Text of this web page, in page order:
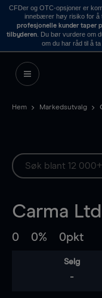
CFDer og OTC-opsjoner er
innebærer høy risiko for å
profesjonelle kunder taper
tilbyderen . Du bør vurdere om
om du har råd til å
Hem Markedsutvalg
Carma
0 0% 0pkt
Selg
-